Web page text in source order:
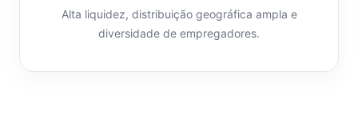
Alta liquidez, distribuição geográfica ampla e
diversidade de empregadores.